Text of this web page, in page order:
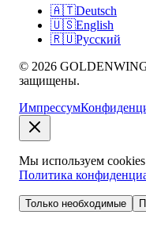
🇦🇹Deutsch
🇺🇸English
🇷🇺Русский
© 2026 GOLDENWING
защищены.
Импрессум
Мы используем
Политика
Только необходимые